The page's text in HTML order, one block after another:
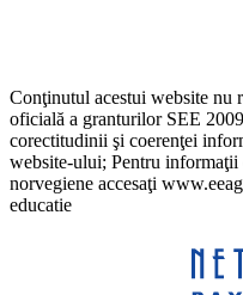
Conţinutul acestui website nu
oficială a granturilor SEE
corectitudinii şi coerenţei
website-ului; Pentru
norvegiene accesaţi
educatie